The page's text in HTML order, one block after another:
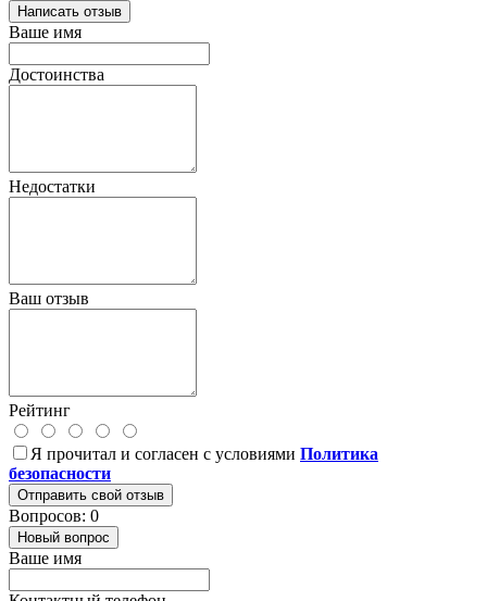
Написать отзыв
Ваше имя
Достоинства
Недостатки
Ваш отзыв
Рейтинг
Я прочитал и согласен с условиями Политика
безопасности
Отправить свой отзыв
Вопросов: 0
Новый вопрос
Ваше имя